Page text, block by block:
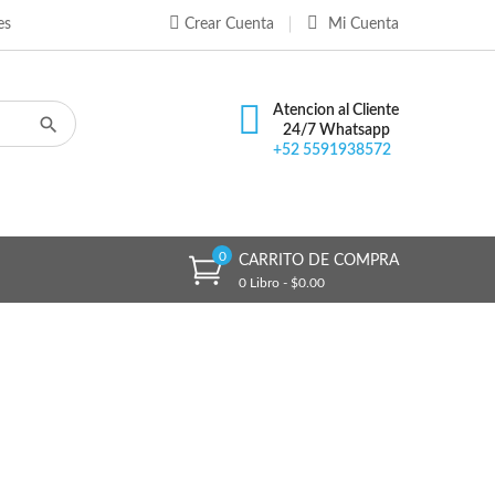
×
×
×
×
Mi Cuenta
Crear Cuenta
Atencion al Cliente
24/7 Whatsapp
+52 5591938572
CARRITO DE COMPRA
0 Libro - $0.00
0